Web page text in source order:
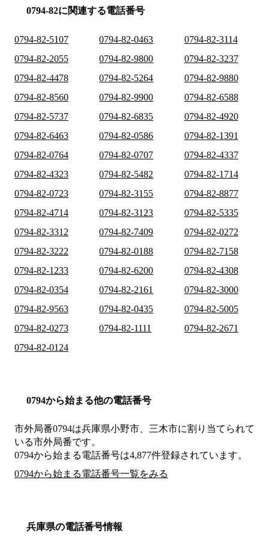
0794-82に関連する電話番号
0794-82-5107 0794-82-0463
0794-82-3114
0794-82-2055
0794-82-9800
0794-82-3237
0794-82-4478
0794-82-5264
0794-82-9880
0794-82-8560
0794-82-9900
0794-82-6588
0794-82-5737
0794-82-6835
0794-82-4920
0794-82-6463
0794-82-0586
0794-82-1391
0794-82-0764
0794-82-0707
0794-82-4337
0794-82-4323
0794-82-5482
0794-82-1714
0794-82-0723
0794-82-3155
0794-82-8877
0794-82-4714
0794-82-3123
0794-82-5335
0794-82-3312
0794-82-7409
0794-82-0272
0794-82-3222
0794-82-0188
0794-82-7158
0794-82-1233
0794-82-6200
0794-82-4308
0794-82-0354
0794-82-2161
0794-82-3000
0794-82-9563
0794-82-0435
0794-82-5005
0794-82-0273
0794-82-1111
0794-82-2671
0794-82-0124
0794から始まる他の電話番号
市外局番0794は兵庫県小野市、三木市に割り当てられて
いる市外局番です。
0794から始まる電話番号は4,877件登録されています。
0794から始まる電話番号一覧をみる
兵庫県の電話番号情報